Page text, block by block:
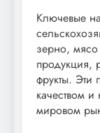
Ключевые
зерно,
продукция,
фрукты. Эти
качеством
мировом